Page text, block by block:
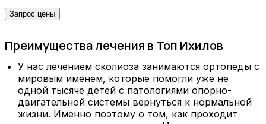
Запрос цены
Преимущества лечения в Топ Ихилов
У нас лечением сколиоза занимаются ортопеды с
мировым именем, которые помогли уже не
одной тысяче детей с патологиями опорно-
двигательной системы вернуться к нормальной
жизни. Именно поэтому о том, как проходит